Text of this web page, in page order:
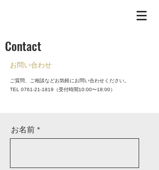
Contact
お問い合わせ
ご質問、ご相談などお気軽にお問い合わせください。
TEL 0761-21-1819 （受付時間10:00〜18:00）
お名前